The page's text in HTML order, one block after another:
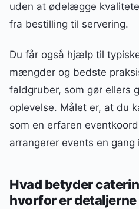
uden at ødelægge
fra bestilling til servering.
Du får også hjælp til
mængder og bedste
faldgruber, som gør ellers
oplevelse. Målet er, at du
som en erfaren
arrangerer events en gang
Hvad betyder
hvorfor er